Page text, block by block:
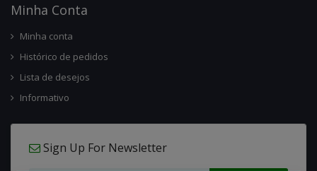
Minha Conta
Minha conta
Histórico de pedidos
Lista de desejos
Informativo
Sign Up For Newsletter